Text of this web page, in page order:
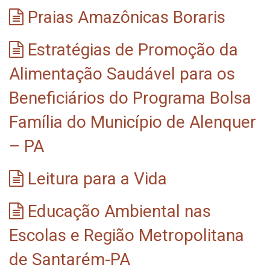
Praias Amazônicas Boraris
Estratégias de Promoção da
Alimentação Saudável para os
Beneficiários do Programa Bolsa
Família do Município de Alenquer
– PA
Leitura para a Vida
Educação Ambiental nas
Escolas e Região Metropolitana
de Santarém-PA